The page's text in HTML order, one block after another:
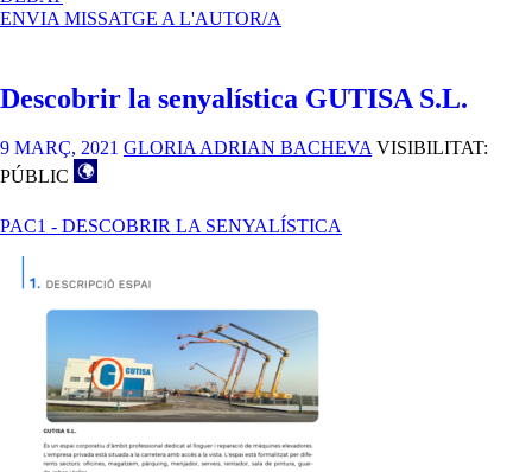
PAC1
SENYALÍSTICA
ENVIA MISSATGE A L'AUTOR/A
Descobrir la senyalística GUTISA S.L.
9 MARÇ, 2021 GLORIA ADRIAN BACHEVA VISIBILITAT:
PÚBLIC
PAC1 - DESCOBRIR LA SENYALÍSTICA